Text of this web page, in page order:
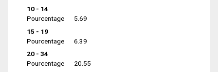
10 - 14
Pourcentage
5.69
15 - 19
Pourcentage
6.39
20 - 34
Pourcentage
20.55